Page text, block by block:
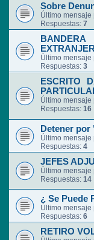
Sobre
Último mensaje
Respuestas: 7
Último mensaje
Respuestas: 3
ESCRITO
Último mensaje
Respuestas: 16
Detener
Último mensaje
Respuestas: 4
JEFES
Último mensaje
Respuestas: 14
¿ Se Puede
Último mensaje
Respuestas: 6
RETIRO